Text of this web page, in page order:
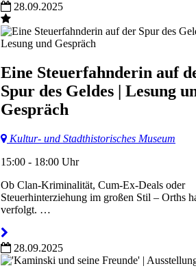
28.09.2025
Eine Steuerfahnderin auf
Spur des Geldes | Lesung
Gespräch
Kultur- und Stadthistorisches Museum
15:00 - 18:00 Uhr
Ob Clan-Kriminalität, Cum-Ex-Deals oder
Steuerhinterziehung im großen Stil – Orths
verfolgt. …
28.09.2025